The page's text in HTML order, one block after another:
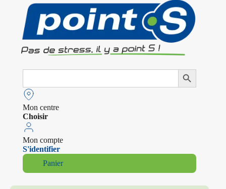
Search
Search Button
Mon centre
Choisir
Mon compte
S'identifier
Panier